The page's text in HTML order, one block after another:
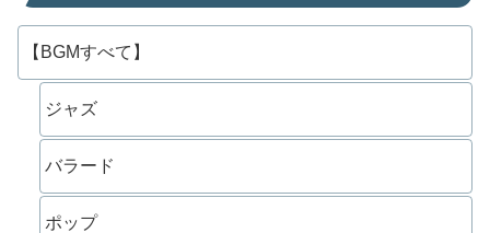
【BGMすべて】
ジャズ
バラード
ポップ